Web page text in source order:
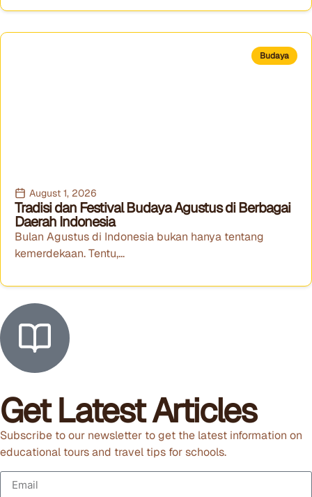
Budaya
August 1, 2026
Tradisi dan Festival Budaya Agustus di Berbagai
Daerah Indonesia
Bulan Agustus di Indonesia bukan hanya tentang
kemerdekaan. Tentu,...
Get Latest Articles
Subscribe to our newsletter to get the latest information on
educational tours and travel tips for schools.